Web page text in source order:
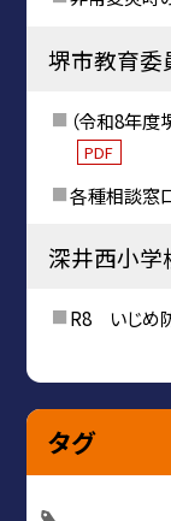
堺市教育委
（令和8年度
PDF
各種相談窓
深井西小学
R8 いじめ
タグ